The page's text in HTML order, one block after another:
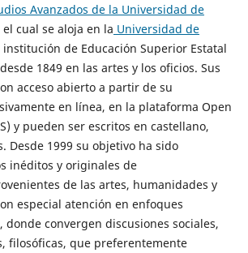
Avanzados de la Universidad de
el cual se aloja en la Universidad de
institución de Educación Superior Estatal
1849 en las artes y los oficios. Sus
acceso abierto a partir de su
en línea, en la plataforma Open
y pueden ser escritos en castellano,
Desde 1999 su objetivo ha sido
inéditos y originales de
de las artes, humanidades y
especial atención en enfoques
convergen discusiones sociales,
filosóficas, que preferentemente